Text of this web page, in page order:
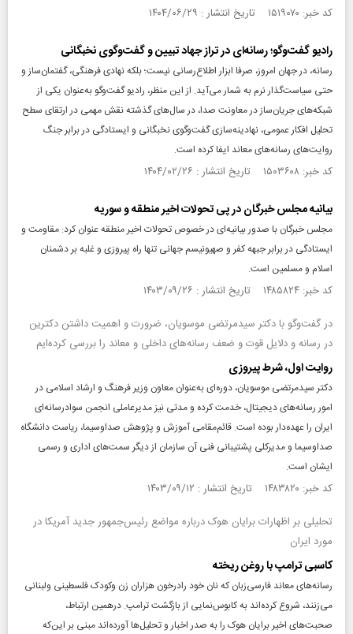
کد خبر: ۱۵۱۹۰۷۰ تاریخ انتشار : ۱۴۰۴/۰۶/۲۹
رادیو گفت‌وگو؛ رسانه‌ای در تراز جهاد تبیین و گفت‌وگوی نخبگانی
رسانه، در جهان امروز، صرفا ابزار اطلاع‌رسانی نیست؛ بلکه نهادی فرهنگی، گفتمان‌ساز و
حتی سیاست‌گذار نرم به شمار می‌آید. از این منظر، رادیو گفت‌وگو به‌عنوان یکی از
شبکه‌های جریان‌ساز در معاونت صدا، در سال‌های گذشته نقش مهمی در ارتقای سطح
تحلیل افکار عمومی، نهادینه‌سازی گفت‌وگوی نخبگانی و ایستادگی در برابر جنگ
روایت‌های رسانه‌های معاند ایفا کرده است.
کد خبر: ۱۵۰۳۶۰۸ تاریخ انتشار : ۱۴۰۴/۰۲/۲۶
بیانیه مجلس خبرگان در پی تحولات اخیر منطقه و سوریه
مجلس خبرگان با صدور بیانیه‌ای در خصوص تحولات اخیر منطقه عنوان کرد: مقاومت و
ایستادگی در برابر جبهه کفر و صهیونیسم جهانی تنها راه پیروزی و غلبه بر دشمنان
اسلام و مسلمین است.
کد خبر: ۱۴۸۵۸۲۴ تاریخ انتشار : ۱۴۰۳/۰۹/۲۶
در گفت‌وگو با دکتر سیدمرتضی موسویان، ضرورت و اهمیت داشتن دکترین
در رسانه و دلایل قوت و ضعف رسانه‌های داخلی و معاند را بررسی کرده‌ایم
روایت اول، شرط پیروزی
دکتر سیدمرتضی موسویان، دوره‌ای به‌عنوان معاون وزیر فرهنگ و ارشاد اسلامی در
امور رسانه‌های دیجیتال، خدمت کرده و مدتی نیز مدیرعاملی انجمن سواد‌رسانه‌ای
ایران را عهده‌دار بوده است. قائم‌مقامی آموزش و پژوهش صداوسیما، ریاست دانشگاه
صداوسیما و مدیرکلی پشتیبانی فنی آن سازمان از دیگر سمت‌های اداری و رسمی
ایشان است.
کد خبر: ۱۴۸۳۸۲۰ تاریخ انتشار : ۱۴۰۳/۰۹/۱۲
تحلیلی بر اظهارات برایان هوک درباره مواضع رئیس‌جمهور جدید آمریکا در
مورد ایران
کاسبی ترامپ با روغن ریخته
رسانه‌های معاند فارسی‌زبان که نان خود رادرخون هزاران زن وکودک فلسطینی ولبنانی
می‌زنند، شروع کرده‌اند به کابوس‌نمایی از بازگشت ترامپ. درهمین ارتباط،
صحبت‌های اخیر برایان هوک را به صدر اخبار و تحلیل‌ها آورده‌اند مبنی بر این‌که